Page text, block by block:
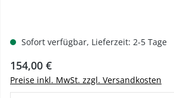
Sofort verfügbar, Lieferzeit: 2-5 Tage
Regulärer Preis:
154,00 €
Preise inkl. MwSt. zzgl. Versandkosten